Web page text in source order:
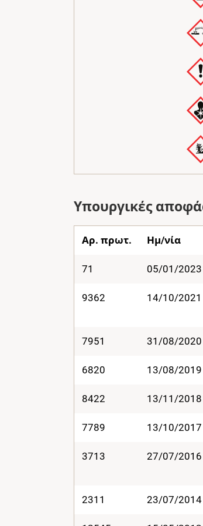
Υπουργικές
Αρ. πρωτ. Ημ/νία
71 05/01/2023
9362 14/10/2021
7951 31/08/2020
6820 13/08/2019
8422 13/11/2018
7789 13/10/2017
3713 27/07/2016
2311 23/07/2014